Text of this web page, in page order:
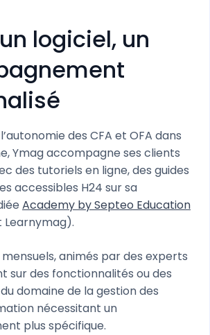
logiciel, un
des CFA et OFA dans
Ymag accompagne ses clients
des tutoriels en ligne, des guides
accessibles H24 sur sa
Academy by Septeo Education
animés par des experts
sur des fonctionnalités ou des
domaine de la gestion des
nécessitant un
plus spécifique.